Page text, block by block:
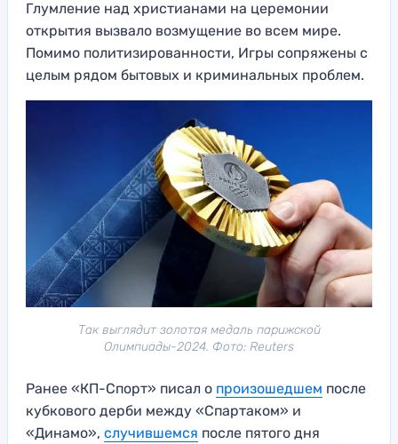
Глумление над христианами на церемонии
открытия вызвало возмущение во всем мире.
Помимо политизированности, Игры сопряжены с
целым рядом бытовых и криминальных проблем.
Так выглядит золотая медаль парижской
Олимпиады-2024. Фото: Reuters
Ранее «КП-Спорт» писал о произошедшем после
кубкового дерби между «Спартаком» и
«Динамо», случившемся после пятого дня